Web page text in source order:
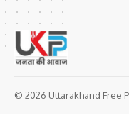
© 2026 Uttarakhand Free